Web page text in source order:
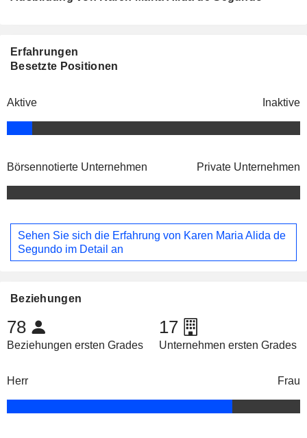
Erfahrungen
Besetzte Positionen
Aktive Inaktive
Börsennotierte Unternehmen Private Unternehmen
Sehen Sie sich die Erfahrung von Karen Maria Alida de
Segundo im Detail an
Beziehungen
78
Beziehungen ersten Grades
17
Unternehmen ersten Grades
Herr Frau